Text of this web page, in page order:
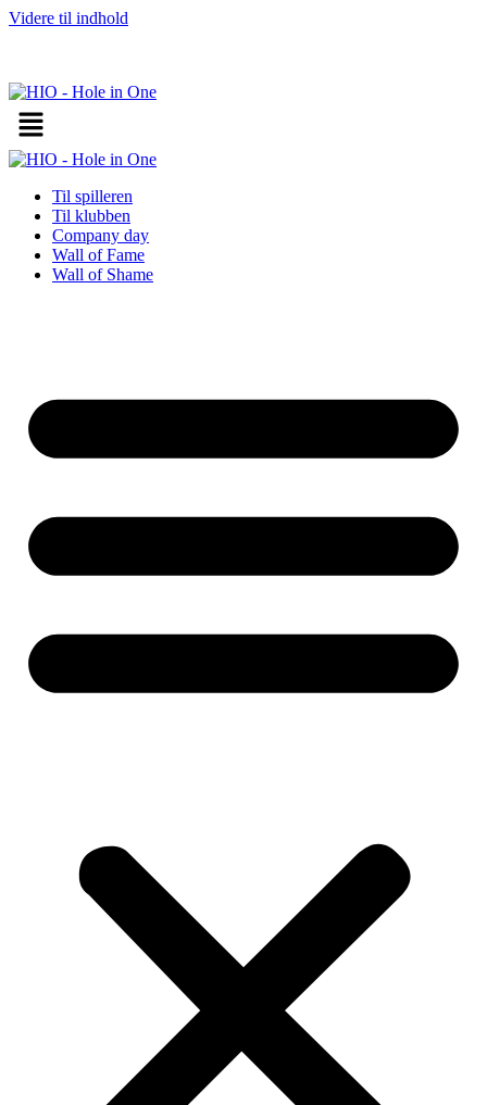
Videre til indhold
Til spilleren
Til klubben
Company day
Wall of Fame
Wall of Shame